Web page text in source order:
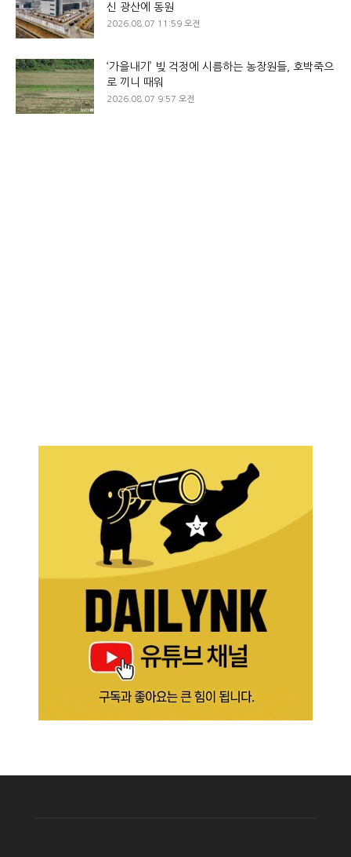
신 광산에 동원
2026.08.07 11:59 오전
‘가을내기’ 빚 걱정에 시름하는 농장원들, 호박죽으
로 끼니 때워
2026.08.07 9:57 오전